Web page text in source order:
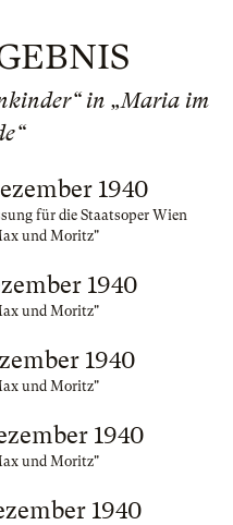
in „Maria im
1940
für die Staatsoper Wien
und Moritz"
1940
und Moritz"
1940
und Moritz"
1940
und Moritz"
1940